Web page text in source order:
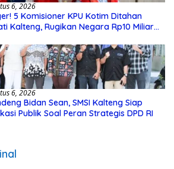
6, 2026
5 Komisioner KPU Kotim Ditahan
Kalteng, Rugikan Negara Rp10 Miliar
6, 2026
Bidan Sean, SMSI Kalteng Siap
Publik Soal Peran Strategis DPD RI